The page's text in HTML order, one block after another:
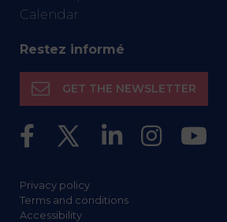
Calendar
Restez informé
GET THE NEWSLETTER
Privacy policy
Terms and conditions
Accessibility